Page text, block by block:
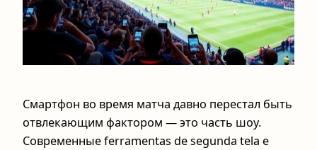
Смартфон во время матча давно перестал быть
отвлекающим фактором — это часть шоу.
Современные ferramentas de segunda tela e